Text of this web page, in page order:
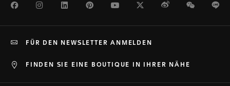
FacebookInstagramLinkedInPinterestYoutubeTwitterWeiboWeChat
FINDEN SIE EINE BOUTIQUE IN IHRER NÄHE
FÜR DEN NEWSLETTER ANMELDEN